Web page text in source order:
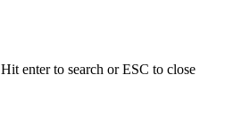
Hit enter to search or ESC to close